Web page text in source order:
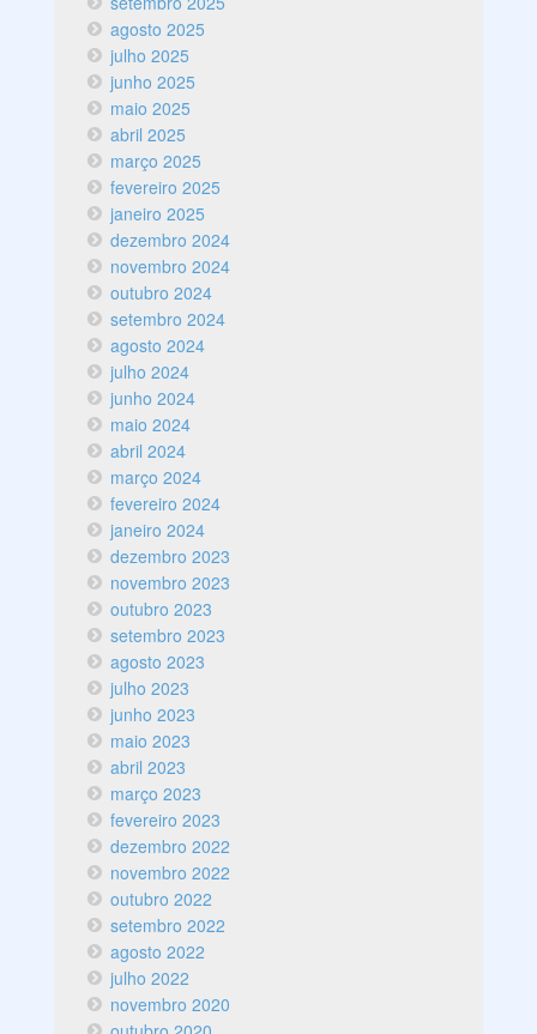
agosto 2025
julho 2025
junho 2025
maio 2025
abril 2025
março 2025
fevereiro 2025
janeiro 2025
dezembro 2024
novembro 2024
outubro 2024
setembro 2024
agosto 2024
julho 2024
junho 2024
maio 2024
abril 2024
março 2024
fevereiro 2024
janeiro 2024
dezembro 2023
novembro 2023
outubro 2023
setembro 2023
agosto 2023
julho 2023
junho 2023
maio 2023
abril 2023
março 2023
fevereiro 2023
dezembro 2022
novembro 2022
outubro 2022
setembro 2022
agosto 2022
julho 2022
novembro 2020